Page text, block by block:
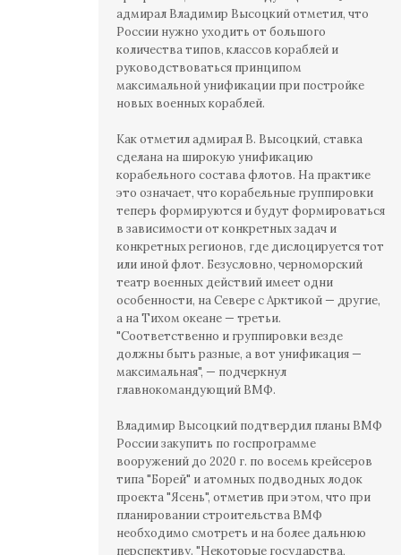
адмирал Владимир Высоцкий отметил, что
России нужно уходить от большого
количества типов, классов кораблей и
руководствоваться принципом
максимальной унификации при постройке
новых военных кораблей.
Как отметил адмирал В. Высоцкий, ставка
сделана на широкую унификацию
корабельного состава флотов. На практике
это означает, что корабельные группировки
теперь формируются и будут формироваться
в зависимости от конкретных задач и
конкретных регионов, где дислоцируется тот
или иной флот. Безусловно, черноморский
театр военных действий имеет одни
особенности, на Севере с Арктикой — другие,
а на Тихом океане — третьи.
"Соответственно и группировки везде
должны быть разные, а вот унификация —
максимальная", — подчеркнул
главнокомандующий ВМФ.
Владимир Высоцкий подтвердил планы ВМФ
России закупить по госпрограмме
вооружений до 2020 г. по восемь крейсеров
типа "Борей" и атомных подводных лодок
проекта "Ясень", отметив при этом, что при
планировании строительства ВМФ
необходимо смотреть и на более дальнюю
перспективу. "Некоторые государства,